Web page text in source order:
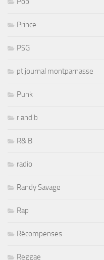
Prince
PSG
pt journal montparnasse
Punk
r and b
R& B
radio
Randy Savage
Rap
Récompenses
Reggae